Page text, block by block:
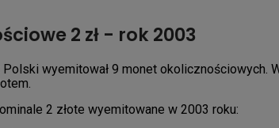
2 zł - rok 2003
Polski wyemitował 9 monet okolicznościowych.
2 złote wyemitowane w 2003 roku: